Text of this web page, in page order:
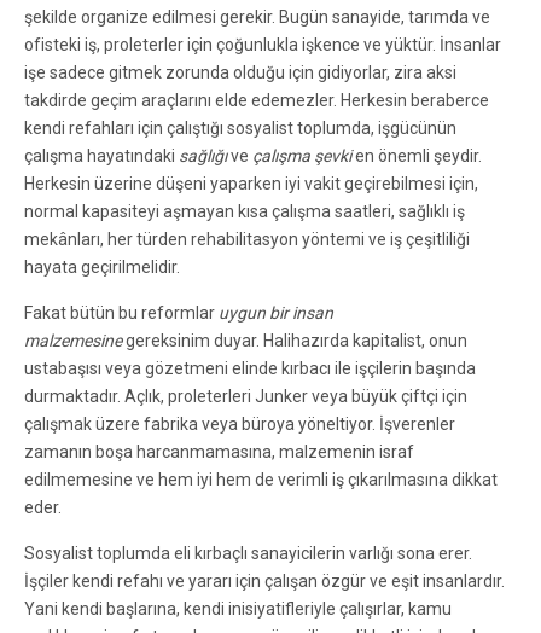
şekilde organize edilmesi gerekir. Bugün sanayide, tarımda ve
ofisteki iş, proleterler için çoğunlukla işkence ve yüktür. İnsanlar
işe sadece gitmek zorunda olduğu için gidiyorlar, zira aksi
takdirde geçim araçlarını elde edemezler. Herkesin beraberce
kendi refahları için çalıştığı sosyalist toplumda, işgücünün
çalışma hayatındaki sağlığıve çalışma şevkien önemli şeydir.
Herkesin üzerine düşeni yaparken iyi vakit geçirebilmesi için,
normal kapasiteyi aşmayan kısa çalışma saatleri, sağlıklı iş
mekânları, her türden rehabilitasyon yöntemi ve iş çeşitliliği
hayata geçirilmelidir.
Fakat bütün bu reformlar uygun bir insan
malzemesinegereksinim duyar. Halihazırda kapitalist, onun
ustabaşısı veya gözetmeni elinde kırbacı ile işçilerin başında
durmaktadır. Açlık, proleterleri Junker veya büyük çiftçi için
çalışmak üzere fabrika veya büroya yöneltiyor. İşverenler
zamanın boşa harcanmamasına, malzemenin israf
edilmemesine ve hem iyi hem de verimli iş çıkarılmasına dikkat
eder.
Sosyalist toplumda eli kırbaçlı sanayicilerin varlığı sona erer.
İşçiler kendi refahı ve yararı için çalışan özgür ve eşit insanlardır.
Yani kendi başlarına, kendi inisiyatifleriyle çalışırlar, kamu